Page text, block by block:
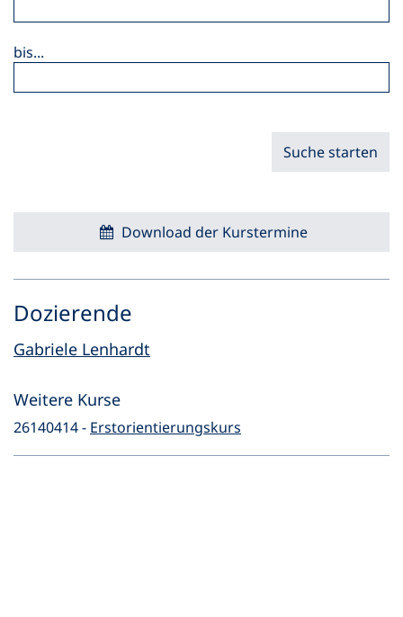
bis...
Suche starten
Download der Kurstermine
Dozierende
Gabriele Lenhardt
Weitere Kurse
26140414 - Erstorientierungskurs